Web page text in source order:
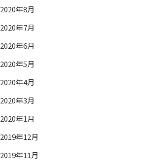
2020年8月
2020年7月
2020年6月
2020年5月
2020年4月
2020年3月
2020年1月
2019年12月
2019年11月